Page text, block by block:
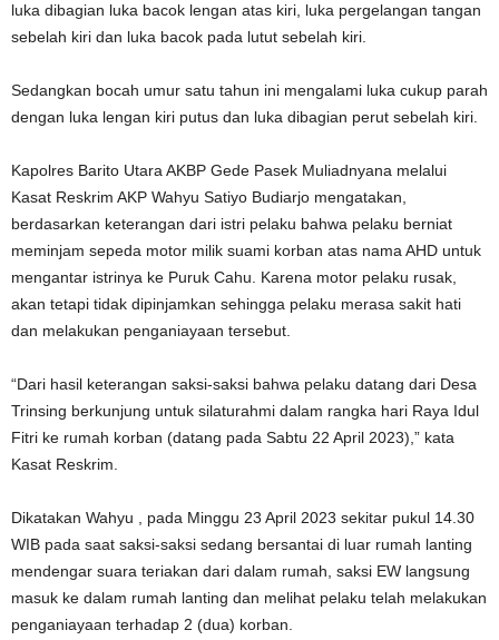
luka dibagian luka bacok lengan atas kiri, luka pergelangan tangan
sebelah kiri dan luka bacok pada lutut sebelah kiri.
Sedangkan bocah umur satu tahun ini mengalami luka cukup parah
dengan luka lengan kiri putus dan luka dibagian perut sebelah kiri.
Kapolres Barito Utara AKBP Gede Pasek Muliadnyana melalui
Kasat Reskrim AKP Wahyu Satiyo Budiarjo mengatakan,
berdasarkan keterangan dari istri pelaku bahwa pelaku berniat
meminjam sepeda motor milik suami korban atas nama AHD untuk
mengantar istrinya ke Puruk Cahu. Karena motor pelaku rusak,
akan tetapi tidak dipinjamkan sehingga pelaku merasa sakit hati
dan melakukan penganiayaan tersebut.
“Dari hasil keterangan saksi-saksi bahwa pelaku datang dari Desa
Trinsing berkunjung untuk silaturahmi dalam rangka hari Raya Idul
Fitri ke rumah korban (datang pada Sabtu 22 April 2023),” kata
Kasat Reskrim.
Dikatakan Wahyu , pada Minggu 23 April 2023 sekitar pukul 14.30
WIB pada saat saksi-saksi sedang bersantai di luar rumah lanting
mendengar suara teriakan dari dalam rumah, saksi EW langsung
masuk ke dalam rumah lanting dan melihat pelaku telah melakukan
penganiayaan terhadap 2 (dua) korban.